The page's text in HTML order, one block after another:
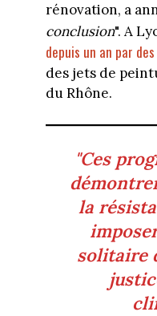
rénovation, a
conclusion". A
depuis un an par
des jets de
du Rhône.
"Ces
la
solitaire